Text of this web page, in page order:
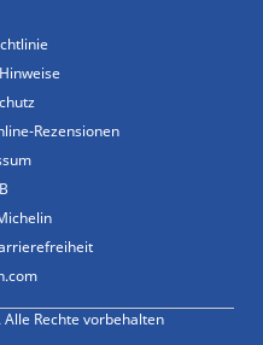
Rezensionen
Rechte vorbehalten